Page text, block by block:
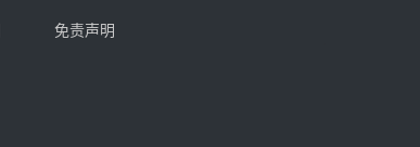
免责声明